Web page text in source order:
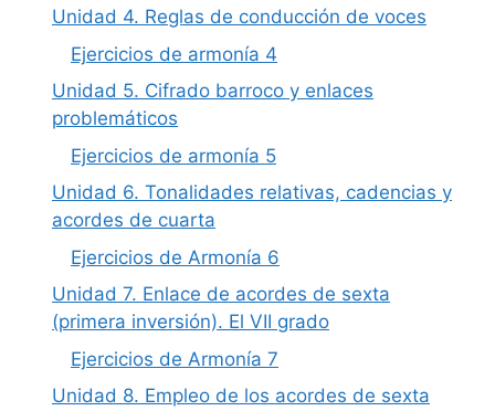
Unidad 4. Reglas de conducción de voces
Ejercicios de armonía 4
Unidad 5. Cifrado barroco y enlaces
problemáticos
Ejercicios de armonía 5
Unidad 6. Tonalidades relativas, cadencias y
acordes de cuarta
Ejercicios de Armonía 6
Unidad 7. Enlace de acordes de sexta
(primera inversión). El VII grado
Ejercicios de Armonía 7
Unidad 8. Empleo de los acordes de sexta